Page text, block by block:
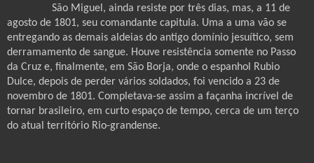
São Miguel, ainda resiste por três dias, mas, a 11 de
agosto de 1801, seu comandante capitula. Uma a uma vão se
entregando as demais aldeias do antigo domínio jesuítico, sem
derramamento de sangue. Houve resistência somente no Passo
da Cruz e, finalmente, em São Borja, onde o espanhol Rubio
Dulce, depois de perder vários soldados, foi vencido a 23 de
novembro de 1801. Completava-se assim a façanha incrível de
tornar brasileiro, em curto espaço de tempo, cerca de um terço
do atual território Rio-grandense.